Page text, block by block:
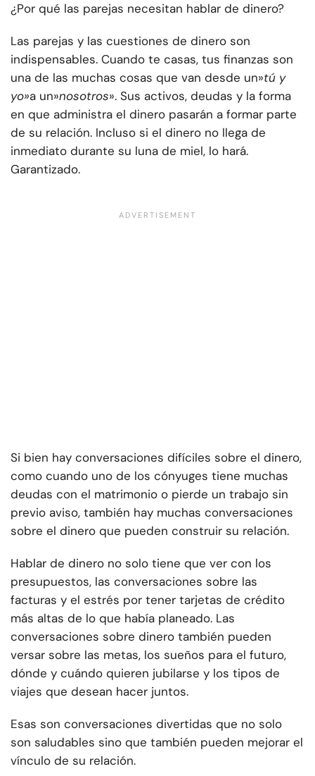
¿Por qué las parejas necesitan hablar de dinero?
Las parejas y las cuestiones de dinero son
indispensables. Cuando te casas, tus finanzas son
una de las muchas cosas que van desde un»tú y
yo»a un»nosotros». Sus activos, deudas y la forma
en que administra el dinero pasarán a formar parte
de su relación. Incluso si el dinero no llega de
inmediato durante su luna de miel, lo hará.
Garantizado.
Si bien hay conversaciones difíciles sobre el dinero,
como cuando uno de los cónyuges tiene muchas
deudas con el matrimonio o pierde un trabajo sin
previo aviso, también hay muchas conversaciones
sobre el dinero que pueden construir su relación.
Hablar de dinero no solo tiene que ver con los
presupuestos, las conversaciones sobre las
facturas y el estrés por tener tarjetas de crédito
más altas de lo que había planeado. Las
conversaciones sobre dinero también pueden
versar sobre las metas, los sueños para el futuro,
dónde y cuándo quieren jubilarse y los tipos de
viajes que desean hacer juntos.
Esas son conversaciones divertidas que no solo
son saludables sino que también pueden mejorar el
vínculo de su relación.